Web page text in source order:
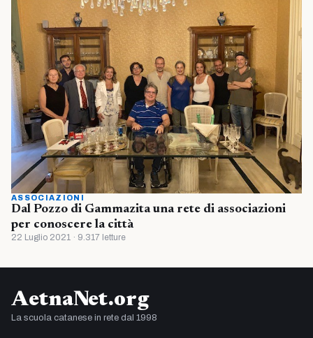
ASSOCIAZIONI
Dal Pozzo di Gammazita una rete di associazioni
per conoscere la città
22 Luglio 2021 · 9.317 letture
AetnaNet.org
La scuola catanese in rete dal 1998